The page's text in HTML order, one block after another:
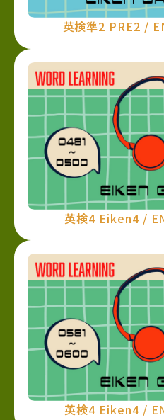
英検準2 PRE2 /
英検4 Eiken4 /
英検4 Eiken4 /